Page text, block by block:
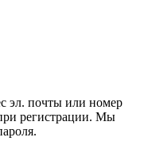
эл. почты или номер
регистрации. Мы